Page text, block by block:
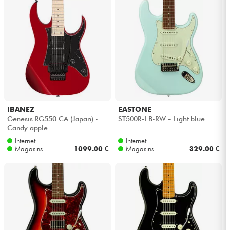
Eclairage
Batteries & Percu
Vents
Violons & Quatuor
Eveil Musical
Câbles & Access.
HiFi
Packs
Voir nos marques
IBANEZ
Genesis RG550 CA (Japan) -
Candy apple
Internet
Magasins
1099.00 €
EASTONE
ST500R-LB-RW - Light blue
Internet
Magasins
329.00 €